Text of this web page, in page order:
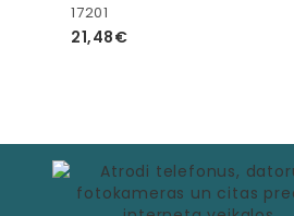
17201
21,48€